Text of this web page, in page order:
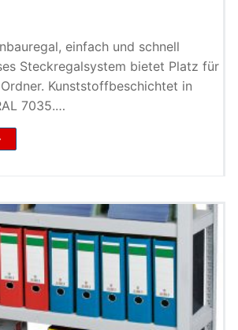
einfach und schnell
Steckregalsystem bietet Platz für
Kunststoffbeschichtet in
7035.…